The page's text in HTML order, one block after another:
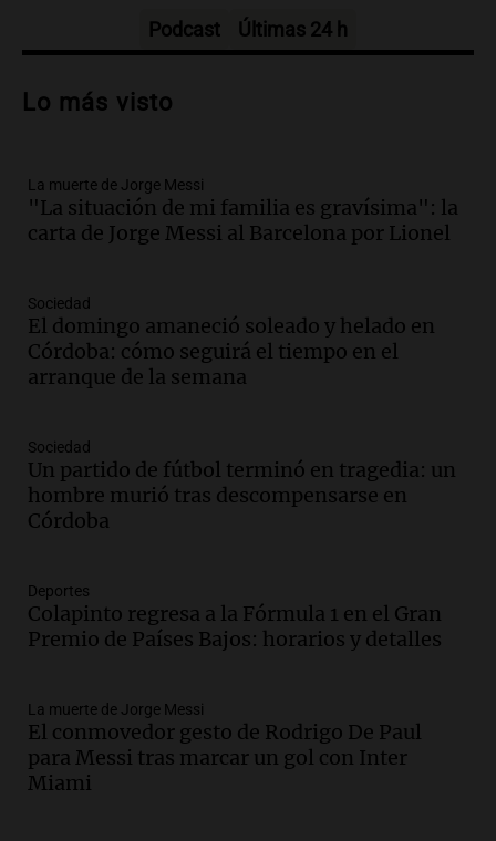
Audio.Amaycha del Valle avanza en
con nueva tecnología médica
Audio.Suspenden descuento en SUBE y
aumentan tarifas del SUBTE en Buenos
Aires desde agosto
Audio.Kicillof critica la desregulación
financiera y el aumento de la morosidad
en Buenos Aires
Audio.
La UNT evalúa apelación ante la
Corte Suprema tras fallo que aparta a
Pagani como rector
Panorama Federal
Audio.
que la justicia social viene siendo
“despreciada y burlada”
Audio.La Bulaya se prepara para el cierre
de su gran muestra anual con la
participación de miles de visitantes
Podcast Últimas 24 h
Lo más visto
La muerte de Jorge Messi
"La situación de mi familia es gravísima": la
carta de Jorge Messi al Barcelona por Lionel
Sociedad
El domingo amaneció soleado y helado en
Córdoba: cómo seguirá el tiempo en el
arranque de la semana
Sociedad
Un partido de fútbol terminó en tragedia: un
hombre murió tras descompensarse en
Córdoba
Deportes
Colapinto regresa a la Fórmula 1 en el Gran
Premio de Países Bajos: horarios y detalles
La muerte de Jorge Messi
El conmovedor gesto de Rodrigo De Paul
para Messi tras marcar un gol con Inter
Miami